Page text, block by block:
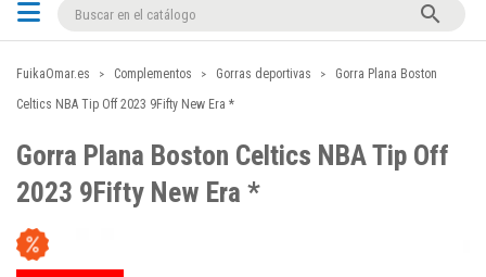

FuikaOmar.es Complementos Gorras deportivas
Gorra Plana Boston
Celtics NBA Tip Off 2023 9Fifty New Era *
Gorra Plana Boston Celtics NBA Tip Off
2023 9Fifty New Era *